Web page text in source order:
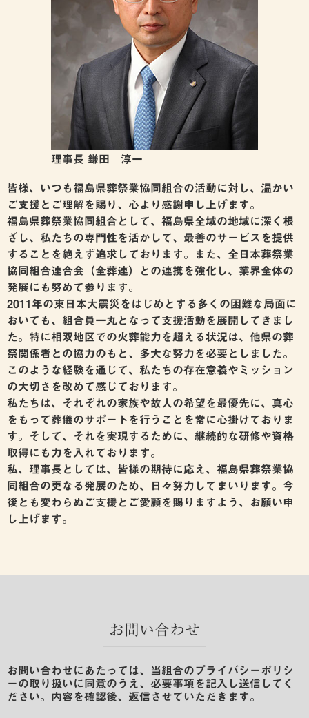
理事長 鎌田 淳一
皆様、いつも福島県葬祭業協同組合の活動に対し、温かい
ご支援とご理解を賜り、心より感謝申し上げます。
福島県葬祭業協同組合として、福島県全域の地域に深く根
ざし、私たちの専門性を活かして、最善のサービスを提供
することを絶えず追求しております。また、全日本葬祭業
協同組合連合会（全葬連）との連携を強化し、業界全体の
発展にも努めて参ります。
2011年の東日本大震災をはじめとする多くの困難な局面に
おいても、組合員一丸となって支援活動を展開してきまし
た。特に相双地区での火葬能力を超える状況は、他県の葬
祭関係者との協力のもと、多大な努力を必要としました。
このような経験を通じて、私たちの存在意義やミッション
の大切さを改めて感じております。
私たちは、それぞれの家族や故人の希望を最優先に、真心
をもって葬儀のサポートを行うことを常に心掛けておりま
す。そして、それを実現するために、継続的な研修や資格
取得にも力を入れております。
私、理事長としては、皆様の期待に応え、福島県葬祭業協
同組合の更なる発展のため、日々努力してまいります。今
後とも変わらぬご支援とご愛顧を賜りますよう、お願い申
し上げます。
お問い合わせ
お問い合わせにあたっては、当組合のプライバシーポリシ
ーの取り扱いに同意のうえ、必要事項を記入し送信してく
ださい。内容を確認後、返信させていただきます。